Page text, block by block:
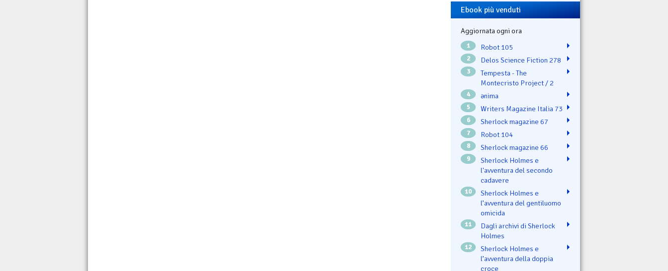
Ebook più venduti
Aggiornata ogni ora
1 Robot 105
2 Delos Science Fiction 278
3
Tempesta - The
Montecristo Project / 2
4 ənima
5 Writers Magazine Italia 73
6 Sherlock magazine 67
7 Robot 104
8 Sherlock magazine 66
9
Sherlock Holmes e
l'avventura del secondo
cadavere
10
Sherlock Holmes e
l’avventura del gentiluomo
omicida
11
Dagli archivi di Sherlock
Holmes
12
Sherlock Holmes e
l’avventura della doppia
croce